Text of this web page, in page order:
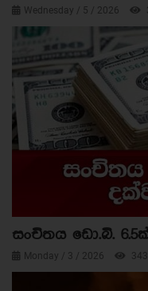
Wednesday / 5 / 2026
සංචිතය ඩො.බි.
Monday / 3 / 2026 343